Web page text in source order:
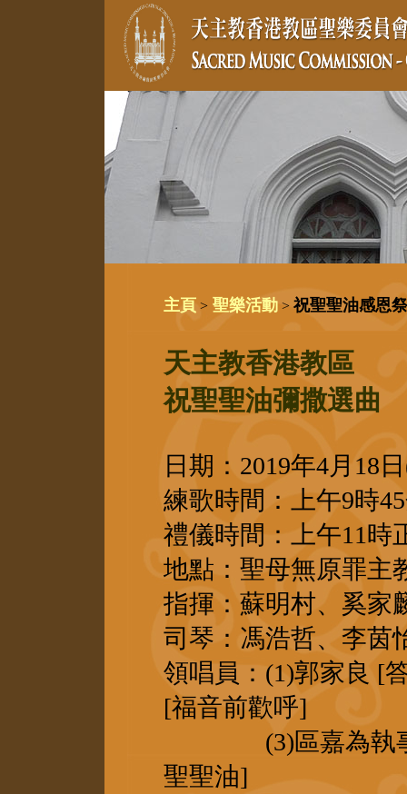
主頁 > 聖樂活動 > 祝聖聖油感恩
天主教香港教區
祝聖聖油彌撒選曲
日期：2019年4月18
練歌時間：上午9時
禮儀時間：上午11時
地點：聖母無原罪主
指揮：蘇明村、奚家
司琴：馮浩哲、李茵
領唱員：(1)郭家
[福音前歡呼]
(3)區嘉為執
聖聖油]